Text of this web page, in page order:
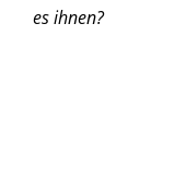
es ihnen?